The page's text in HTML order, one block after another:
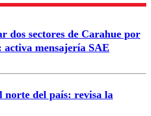
dos sectores de Carahue por
activa mensajería SAE
norte del país: revisa la